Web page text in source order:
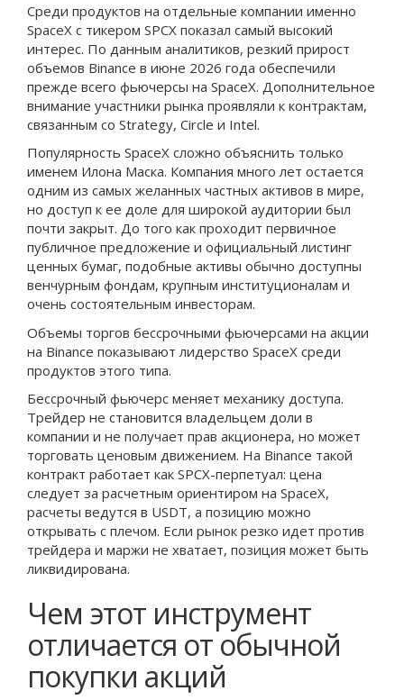
Среди продуктов на отдельные компании именно
SpaceX с тикером SPCX показал самый высокий
интерес. По данным аналитиков, резкий прирост
объемов Binance в июне 2026 года обеспечили
прежде всего фьючерсы на SpaceX. Дополнительное
внимание участники рынка проявляли к контрактам,
связанным со Strategy, Circle и Intel.
Популярность SpaceX сложно объяснить только
именем Илона Маска. Компания много лет остается
одним из самых желанных частных активов в мире,
но доступ к ее доле для широкой аудитории был
почти закрыт. До того как проходит первичное
публичное предложение и официальный листинг
ценных бумаг, подобные активы обычно доступны
венчурным фондам, крупным институционалам и
очень состоятельным инвесторам.
Объемы торгов бессрочными фьючерсами на акции
на Binance показывают лидерство SpaceX среди
продуктов этого типа.
Бессрочный фьючерс меняет механику доступа.
Трейдер не становится владельцем доли в
компании и не получает прав акционера, но может
торговать ценовым движением. На Binance такой
контракт работает как SPCX-перпетуал: цена
следует за расчетным ориентиром на SpaceX,
расчеты ведутся в USDT, а позицию можно
открывать с плечом. Если рынок резко идет против
трейдера и маржи не хватает, позиция может быть
ликвидирована.
Чем этот инструмент
отличается от обычной
покупки акций